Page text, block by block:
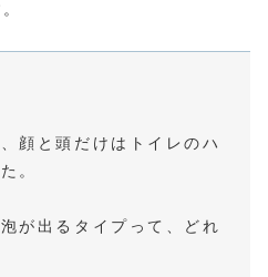
顔と頭だけはトイレのハ
。
が出るタイプって、どれ